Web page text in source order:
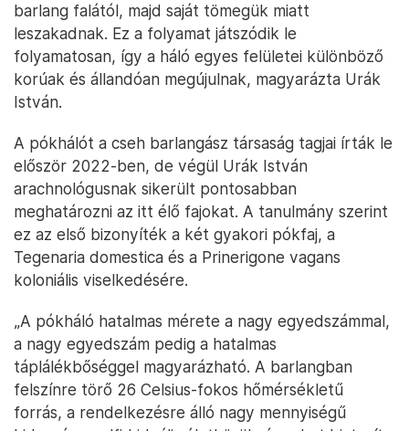
barlang falától, majd saját tömegük miatt
leszakadnak. Ez a folyamat játszódik le
folyamatosan, így a háló egyes felületei különböző
korúak és állandóan megújulnak, magyarázta Urák
István.
A pókhálót a cseh barlangász társaság tagjai írták le
először 2022-ben, de végül Urák István
arachnológusnak sikerült pontosabban
meghatározni az itt élő fajokat. A tanulmány szerint
ez az első bizonyíték a két gyakori pókfaj, a
Tegenaria domestica és a Prinerigone vagans
koloniális viselkedésére.
„A pókháló hatalmas mérete a nagy egyedszámmal,
a nagy egyedszám pedig a hatalmas
táplálékbőséggel magyarázható. A barlangban
felszínre törő 26 Celsius-fokos hőmérsékletű
forrás, a rendelkezésre álló nagy mennyiségű